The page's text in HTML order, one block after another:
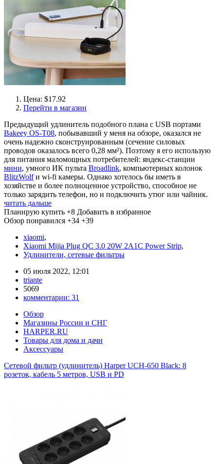
Цена: $17.92
Перейти в магазин
Предыдущий удлинитель подобного плана с USB портами
Bakeey OS-T08, побывавший у меня на обзоре, оказался не
очень надежно сконструированным (сечение силовых
проводов оказалось всего 0,28 мм²). Поэтому я его использую
для питания маломощных потребителей: яндекс-станции
мини, умного ИК пульта Broadlink, компьютерных колонок
BlitzWolfи wi-fi камеры. Однако хотелось бы иметь в
хозяйстве и более полноценное устройство, способное не
только зарядить телефон, но и подключить утюг или чайник.
читать дальше
Планирую купить +8 Добавить в избранное
Обзор понравился +34 +39
xiaomi,
Xiaomi Mijia Plug QC 3.0 20W 2A1C Power Strip,
Удлинители, сетевые фильтры
05 июля 2022, 12:01
triante
5069
комментарии: 31
Обзор
Магазины России и СНГ
HARPER.RU
Товары для дома и дачи
Аксессуары
Сетевой фильтр (удлинитель) Harper UCH-650 Black: 8
розеток, кабель 5 метров, USB и PD